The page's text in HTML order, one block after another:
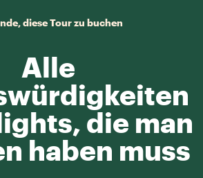
diese Tour zu buchen
Alle
die man
haben muss